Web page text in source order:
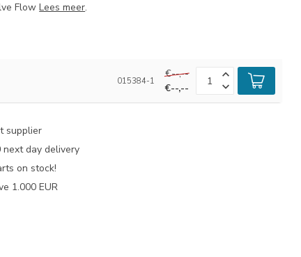
FlowLees meer.
015384-1
€--,--
€--,--
supplier
next day delivery
on stock!
1.000 EUR